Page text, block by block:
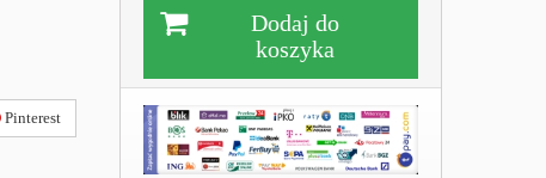
Pinterest
Dodaj do
koszyka